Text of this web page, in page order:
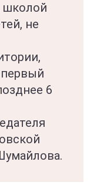
школой
не
6